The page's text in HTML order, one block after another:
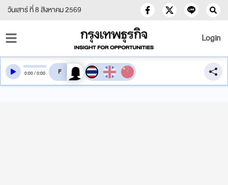
วันเสาร์ ที่ 8 สิงหาคม 2569
Login
0:00/0:00 สลับเสียงอ่าน